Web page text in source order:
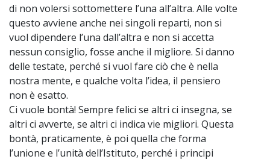
di non volersi sottomettere l’una all’altra. Alle volte
questo avviene anche nei singoli reparti, non si
vuol dipendere l’una dall’altra e non si accetta
nessun consiglio, fosse anche il migliore. Si danno
delle testate, perché si vuol fare ciò che è nella
nostra mente, e qualche volta l’idea, il pensiero
non è esatto.
Ci vuole bontà! Sempre felici se altri ci insegna, se
altri ci avverte, se altri ci indica vie migliori. Questa
bontà, praticamente, è poi quella che forma
l’unione e l’unità dell’Istituto, perché i principi